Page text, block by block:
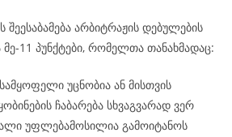
არბიტრაჟის დებულების
11 პუნქტები, რომელთა თანახმადაც:
უცნობია ან მისთვის
ჩაბარება სხვაგვარად ვერ
უფლებამოსილია გამოიტანოს